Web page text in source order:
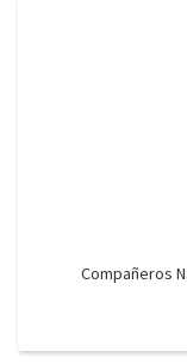
Compañeros